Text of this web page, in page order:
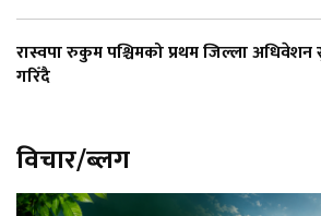
रास्वपा रुकुम पश्चिमको प्रथम जिल्ला
गरिँदै
विचार/ब्लग